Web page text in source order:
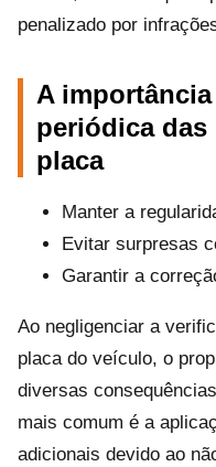
penalizado por
A
periódica das
placa
Manter a
Evitar surpresas
Garantir a
Ao negligenciar a
placa do veículo, o
diversas
mais comum é a
adicionais devido ao